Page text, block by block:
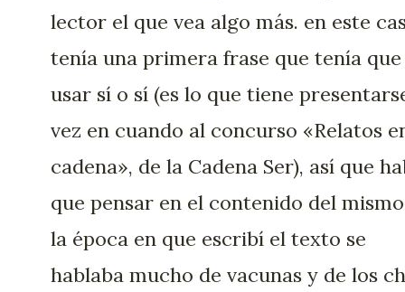
lector el que vea algo más. en este
tenía una primera frase que tenía que
usar sí o sí (es lo que tiene
vez en cuando al concurso «Relatos
cadena», de la Cadena Ser), así que
que pensar en el contenido del
la época en que escribí el texto se
hablaba mucho de vacunas y de los